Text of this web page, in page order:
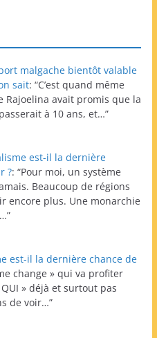
malgache bientôt valable
sait: “C’est quand même
Rajoelina avait promis que la
à 10 ans, et…”
est-il la dernière
?: “Pour moi, un système
Beaucoup de régions
encore plus. Une monarchie
”
est-il la dernière chance de
change » qui va profiter
» déjà et surtout pas
de voir…”